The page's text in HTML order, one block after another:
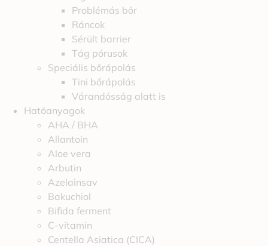
Problémás bőr
Ráncok
Sérült barrier
Tág pórusok
Speciális bőrápolás
Tini bőrápolás
Várandósság alatt is
Hatóanyagok
AHA / BHA
Allantoin
Aloe vera
Arbutin
Azelainsav
Bakuchiol
Bifida ferment
C-vitamin
Centella Asiatica (CICA)